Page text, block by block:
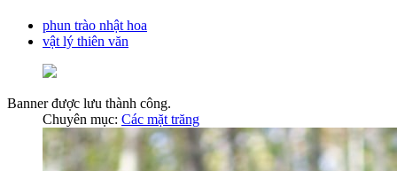
phun trào nhật hoa
vật lý thiên văn
Banner được lưu thành công.
Chuyên mục: Các mặt trăng